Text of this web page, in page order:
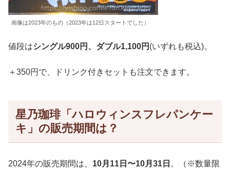
画像は2023年のもの（2023年は12日スタートでした）
値段はシングル900円、ダブル1,100円 (いずれも税込)。
＋350円で、ドリンク付きセットも注文できます。
星乃珈琲「ハロウィンスフレパンケー
キ」の販売期間は？
2024年の販売期間は、 10月11日〜10月31日 。（※数量限